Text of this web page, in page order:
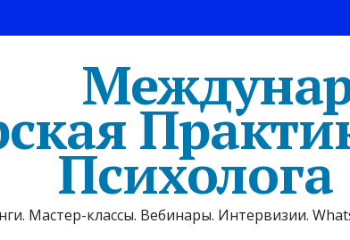
Психолога
Мастер-классы. Вебинары. Интервизии.